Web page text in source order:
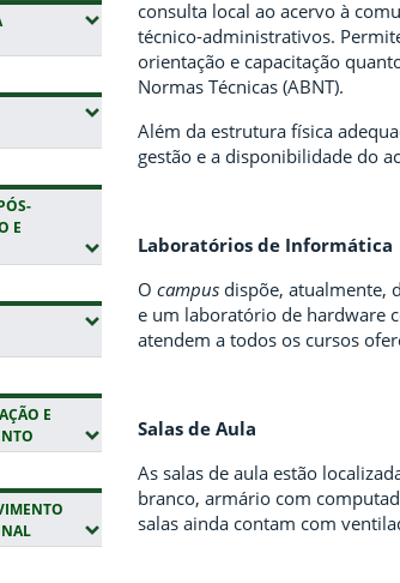
(EXPANDIR SUBMENUS)
SUBMENUS)
E
(EXPANDIR SUBMENUS)
(EXPANDIR SUBMENUS)
E
(EXPANDIR SUBMENUS)
(EXPANDIR SUBMENUS)
consulta local ao acervo à
técnico-administrativos.
orientação e capacitação
Normas Técnicas (ABNT).
Além da estrutura física
gestão e a disponibilidade do
Laboratórios de Informática
O campus dispõe, atualmente,
e um laboratório de hardware
atendem a todos os cursos
Salas de Aula
As salas de aula estão
branco, armário com
salas ainda contam com